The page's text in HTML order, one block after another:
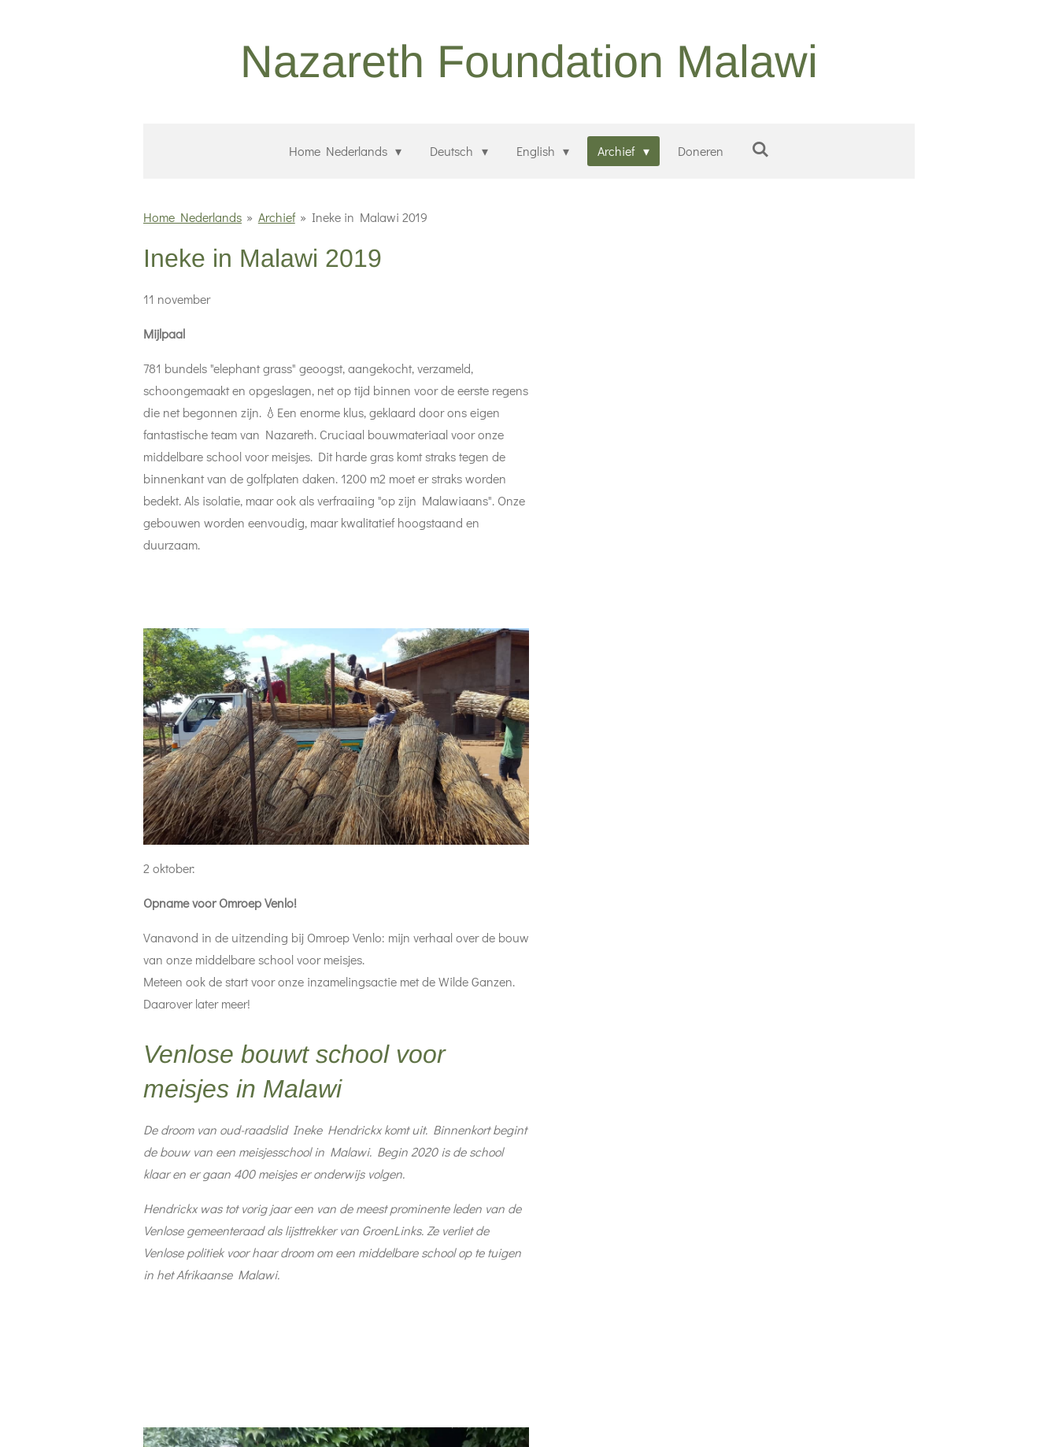
Nazareth Foundation Malawi
Home Nederlands Deutsch English Archief Doneren
Home Nederlands » Archief » Ineke in Malawi 2019
Ineke in Malawi 2019
11 november
Mijlpaal
781 bundels "elephant grass" geoogst, aangekocht, verzameld,
schoongemaakt en opgeslagen, net op tijd binnen voor de eerste regens
die net begonnen zijn. 💧 Een enorme klus, geklaard door ons eigen
fantastische team van Nazareth. Cruciaal bouwmateriaal voor onze
middelbare school voor meisjes. Dit harde gras komt straks tegen de
binnenkant van de golfplaten daken. 1200 m2 moet er straks worden
bedekt. Als isolatie, maar ook als verfraaiing "op zijn Malawiaans". Onze
gebouwen worden eenvoudig, maar kwalitatief hoogstaand en
duurzaam.
2 oktober:
Opname voor Omroep Venlo!
Vanavond in de uitzending bij Omroep Venlo: mijn verhaal over de bouw
van onze middelbare school voor meisjes.
Meteen ook de start voor onze inzamelingsactie met de Wilde Ganzen.
Daarover later meer!
Venlose bouwt school voor
meisjes in Malawi
De droom van oud-raadslid Ineke Hendrickx komt uit. Binnenkort begint
de bouw van een meisjesschool in Malawi. Begin 2020 is de school
klaar en er gaan 400 meisjes er onderwijs volgen.
Hendrickx was tot vorig jaar een van de meest prominente leden van de
Venlose gemeenteraad als lijsttrekker van GroenLinks. Ze verliet de
Venlose politiek voor haar droom om een middelbare school op te tuigen
in het Afrikaanse Malawi.